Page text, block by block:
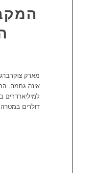
מארק
אינה גחמה.
למיליארדרים
דולרים